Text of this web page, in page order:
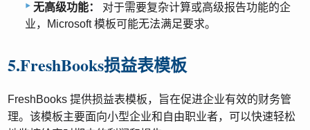
无高级功能：
对于需要复杂计算或高级报告功能的企
业，Microsoft 模板可能无法满足要求。
5.FreshBooks损益表模板
FreshBooks 提供损益表模板，旨在促进企业有效的财务管
理。该模板主要面向小型企业和自由职业者，可以快速轻松